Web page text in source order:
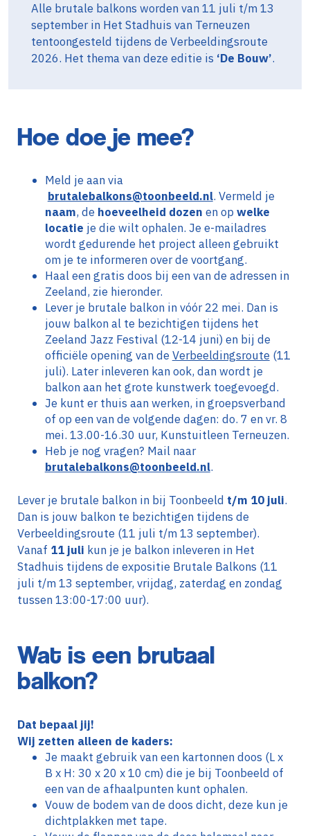
Alle brutale balkons worden van 11 juli t/m 13
september in Het Stadhuis van Terneuzen
tentoongesteld tijdens de Verbeeldingsroute
2026. Het thema van deze editie is ‘De Bouw’.
Hoe doe je mee?
Meld je aan via
brutalebalkons@toonbeeld.nl. Vermeld je
naam, de hoeveelheid dozen en op welke
locatie je die wilt ophalen. Je e-mailadres
wordt gedurende het project alleen gebruikt
om je te informeren over de voortgang.
Haal een gratis doos bij een van de adressen in
Zeeland, zie hieronder.
Lever je brutale balkon in vóór 22 mei. Dan is
jouw balkon al te bezichtigen tijdens het
Zeeland Jazz Festival (12-14 juni) en bij de
officiële opening van de Verbeeldingsroute (11
juli). Later inleveren kan ook, dan wordt je
balkon aan het grote kunstwerk toegevoegd.
Je kunt er thuis aan werken, in groepsverband
of op een van de volgende dagen: do. 7 en vr. 8
mei. 13.00-16.30 uur, Kunstuitleen Terneuzen.
Heb je nog vragen? Mail naar
brutalebalkons@toonbeeld.nl.
Lever je brutale balkon in bij Toonbeeld t/m 10 juli.
Dan is jouw balkon te bezichtigen tijdens de
Verbeeldingsroute (11 juli t/m 13 september).
Vanaf 11 juli kun je je balkon inleveren in Het
Stadhuis tijdens de expositie Brutale Balkons (11
juli t/m 13 september, vrijdag, zaterdag en zondag
tussen 13:00-17:00 uur).
Wat is een brutaal
balkon?
Dat bepaal jij!
Wij zetten alleen de kaders:
Je maakt gebruik van een kartonnen doos (L x
B x H: 30 x 20 x 10 cm) die je bij Toonbeeld of
een van de afhaalpunten kunt ophalen.
Vouw de bodem van de doos dicht, deze kun je
dichtplakken met tape.